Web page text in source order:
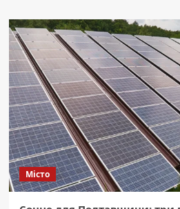
Місто